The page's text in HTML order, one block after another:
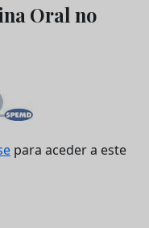
Oral no
para aceder a este